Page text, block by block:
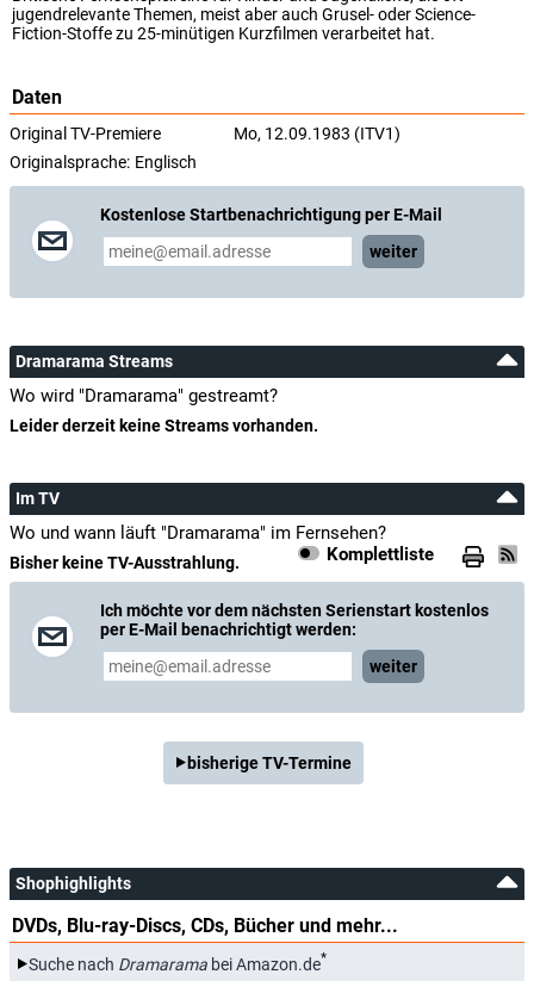
jugendrelevante Themen, meist aber auch Grusel- oder Science-
Fiction-Stoffe zu 25-minütigen Kurzfilmen verarbeitet hat.
Daten
Original TV-Premiere
Mo, 12.09.1983 (ITV1)
Originalsprache: Englisch
Kostenlose Startbenachrichtigung per E-Mail
weiter
Dramarama Streams
Wo wird "Dramarama" gestreamt?
Leider derzeit keine Streams vorhanden.
Im TV
Wo und wann läuft "Dramarama" im Fernsehen?
Komplettliste
Bisher keine TV-Ausstrahlung.
Ich möchte vor dem nächsten Serienstart kostenlos
per E-Mail benachrichtigt werden:
weiter
bisherige TV-Termine
Shophighlights
DVDs, Blu-ray-Discs, CDs, Bücher und mehr...
Suche nach Dramarama bei Amazon.de*